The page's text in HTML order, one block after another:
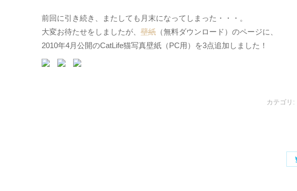
前回に引き続き、またしても月末になってしまった・・・。
大変お待たせをしましたが、 壁紙 （無料ダウンロード）のページに、
2010年4月公開のCatLife猫写真壁紙（PC用）を3点追加しました！
カテゴリ: